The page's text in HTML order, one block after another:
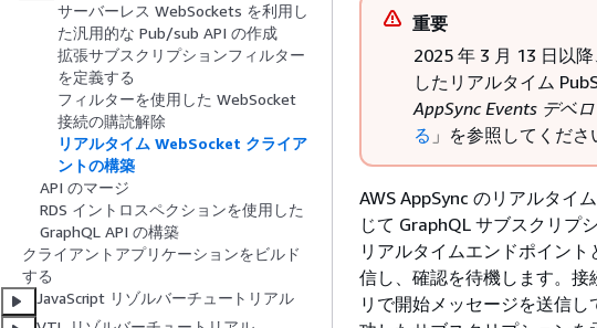
サーバーレス WebSockets を利用し
た汎用的な Pub/sub API の作成
拡張サブスクリプションフィルター
を定義する
フィルターを使用した WebSocket
接続の購読解除
リアルタイム WebSocket クライア
ントの構築
API のマージ
RDS イントロスペクションを使用した
GraphQL API の構築
クライアントアプリケーションをビルド
する
JavaScript リゾルバーチュートリアル
重要
2025 年 3 月 13 日以
したリアルタイム
AppSync Events デベ
る 」を参照してくださ
AWS AppSync のリアルタイ
じて GraphQL サブスクリプ
リアルタイムエンドポイン
信し、確認を待機します。接
リで開始メッセージを送信